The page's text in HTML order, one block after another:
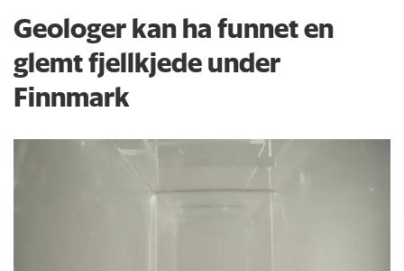
Geologer kan ha funnet en
glemt fjellkjede under
Finnmark